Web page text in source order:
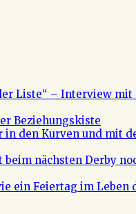
Liste“ – Interview mit
Beziehungskiste
in den Kurven und mit
nächsten Derby
ein Feiertag im